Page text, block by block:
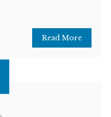
Read More